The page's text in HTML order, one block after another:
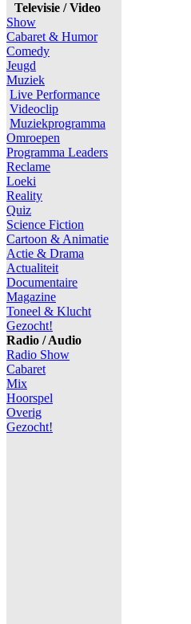
Televisie / Video
Show
Cabaret & Humor
Comedy
Jeugd
Muziek
Live Performance
Videoclip
Muziekprogramma
Omroepen
Programma Leaders
Reclame
Loeki
Reality
Quiz
Science Fiction
Cartoon & Animatie
Actie & Drama
Actualiteit
Documentaire
Magazine
Toneel & Klucht
Gezocht!
Radio / Audio
Radio Show
Cabaret
Mix
Hoorspel
Overig
Gezocht!